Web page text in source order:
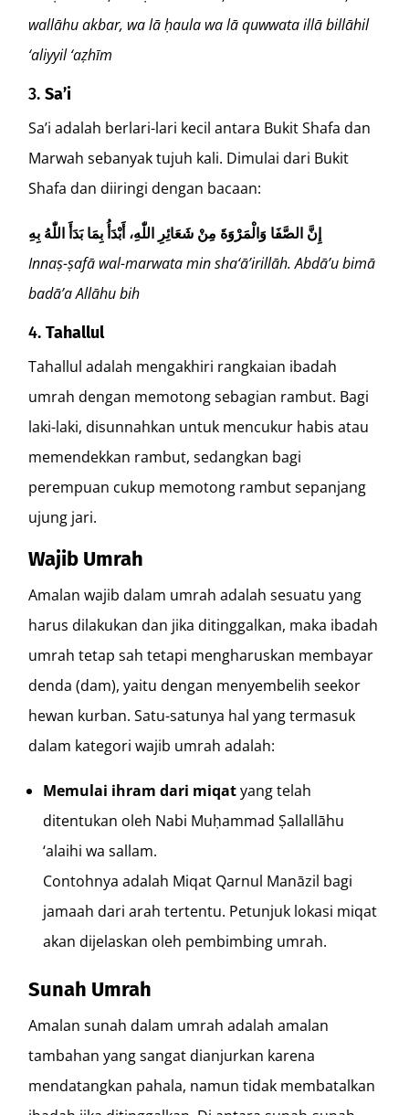
wallāhu akbar, wa lā ḥaula wa lā quwwata illā billāhil
‘aliyyil ‘aẓhīm
3.Sa’i
Sa’i adalah berlari-lari kecil antara Bukit Shafa dan
Marwah sebanyak tujuh kali. Dimulai dari Bukit
Shafa dan diiringi dengan bacaan:
إِنَّ الصَّفَا وَالْمَرْوَةَ مِنْ شَعَائِرِ اللّٰهِ، أَبْدَأُ بِمَا بَدَأَ اللّٰهُ بِهِ
Innaṣ-ṣafā wal-marwata min sha‘ā’irillāh. Abdā’u bimā
badā’a Allāhu bih
4.Tahallul
Tahallul adalah mengakhiri rangkaian ibadah
umrah dengan memotong sebagian rambut. Bagi
laki-laki, disunnahkan untuk mencukur habis atau
memendekkan rambut, sedangkan bagi
perempuan cukup memotong rambut sepanjang
ujung jari.
Wajib Umrah
Amalan wajib dalam umrah adalah sesuatu yang
harus dilakukan dan jika ditinggalkan, maka ibadah
umrah tetap sah tetapi mengharuskan membayar
denda (dam), yaitu dengan menyembelih seekor
hewan kurban. Satu-satunya hal yang termasuk
dalam kategori wajib umrah adalah:
Memulai ihram dari miqatyang telah
ditentukan oleh Nabi Muḥammad Ṣallallāhu
‘alaihi wa sallam.
Contohnya adalah Miqat Qarnul Manāzil bagi
jamaah dari arah tertentu. Petunjuk lokasi miqat
akan dijelaskan oleh pembimbing umrah.
Sunah Umrah
Amalan sunah dalam umrah adalah amalan
tambahan yang sangat dianjurkan karena
mendatangkan pahala, namun tidak membatalkan